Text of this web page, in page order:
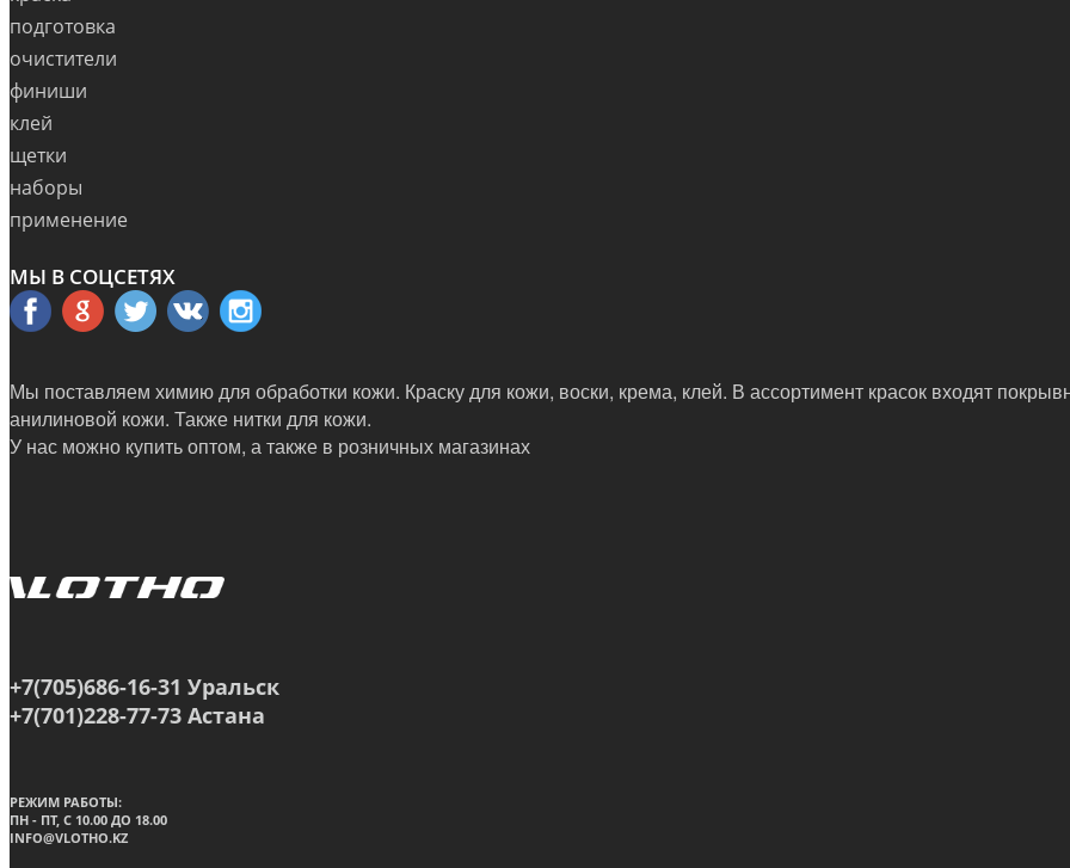
подготовка
очистители
финиши
клей
щетки
наборы
применение
МЫ В СОЦСЕТЯХ
Мы поставляем химию для обработки кожи. Краску для кожи, воски, крема, клей. В ассортимент красок входят
анилиновой кожи. Также нитки для кожи.
У нас можно купить оптом, а также в розничных магазинах
+7(705)686-16-31 Уральск
+7(701)228-77-73 Астана
РЕЖИМ РАБОТЫ:
ПН - ПТ, C 10.00 ДО 18.00
INFO@VLOTHO.KZ